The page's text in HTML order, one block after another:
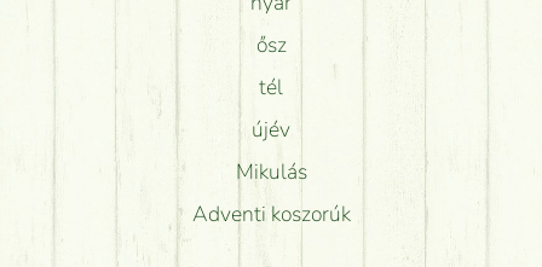
ősz
tél
újév
Mikulás
Adventi koszorúk